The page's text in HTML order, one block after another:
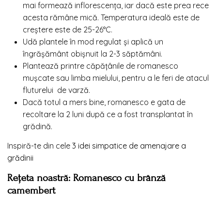
mai formează inflorescenţa, iar dacă este prea rece
acesta rămâne mică. Temperatura ideală este de
creştere este de 25-26°C.
Udă plantele în mod regulat şi aplică un
îngrăşământ obişnuit la 2-3 săptămâni.
Plantează printre căpăţânile de romanesco
muşcate sau limba mielului, pentru a le feri de atacul
fluturelui de varză.
Dacă totul a mers bine, romanesco e gata de
recoltare la 2 luni după ce a fost transplantat în
grădină.
Inspiră-te din cele 3 idei simpatice de amenajare a
grădinii
Reţeta noastră: Romanesco cu brânză
camembert